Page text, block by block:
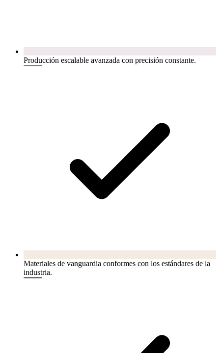
Producción escalable avanzada con precisión constante.
Materiales de vanguardia conformes con los estándares de la
industria.